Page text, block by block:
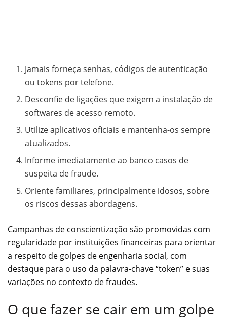
Jamais forneça senhas, códigos de autenticação
ou tokens por telefone.
Desconfie de ligações que exigem a instalação de
softwares de acesso remoto.
Utilize aplicativos oficiais e mantenha-os sempre
atualizados.
Informe imediatamente ao banco casos de
suspeita de fraude.
Oriente familiares, principalmente idosos, sobre
os riscos dessas abordagens.
Campanhas de conscientização são promovidas com
regularidade por instituições financeiras para orientar
a respeito de golpes de engenharia social, com
destaque para o uso da palavra-chave “token” e suas
variações no contexto de fraudes.
O que fazer se cair em um golpe